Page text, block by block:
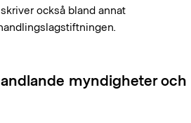
också bland annat
myndigheter och